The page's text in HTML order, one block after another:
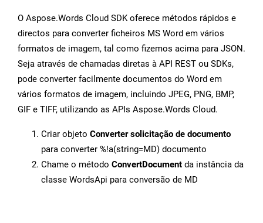
O Aspose.Words Cloud SDK oferece métodos rápidos e
directos para converter ficheiros MS Word em vários
formatos de imagem, tal como fizemos acima para JSON.
Seja através de chamadas diretas à API REST ou SDKs,
pode converter facilmente documentos do Word em
vários formatos de imagem, incluindo JPEG, PNG, BMP,
GIF e TIFF, utilizando as APIs Aspose.Words Cloud.
Criar objeto Converter solicitação de documento
para converter %!a(string=MD) documento
Chame o método ConvertDocument da instância da
classe WordsApi para conversão de MD